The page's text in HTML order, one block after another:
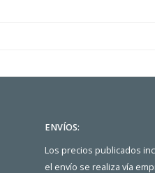
ENVÍOS:
Los precios publicados
el envío se realiza vía